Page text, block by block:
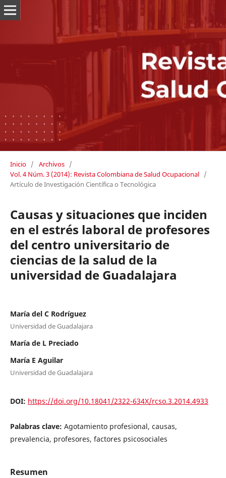
Inicio / Archivos /
Vol. 4 Núm. 3 (2014): Revista Colombiana de Salud Ocupacional /
Artículo de Investigación Científica o Tecnológica
Causas y situaciones que inciden
en el estrés laboral de profesores
del centro universitario de
ciencias de la salud de la
universidad de Guadalajara
María del C Rodríguez
Universidad de Guadalajara
María de L Preciado
María E Aguilar
Universidad de Guadalajara
DOI: https://doi.org/10.18041/2322-634X/rcso.3.2014.4933
Palabras clave: Agotamiento profesional, causas,
prevalencia, profesores, factores psicosociales
Resumen